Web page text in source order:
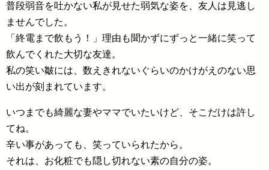
普段弱音を吐かない私が見せた弱気な姿を、友人は見逃し
ませんでした。
「終電まで飲もう！」理由も聞かずにずっと一緒に笑って
飲んでくれた大切な友達。
私の笑い皺には、数えきれないぐらいのかけがえのない思
い出が刻まれています。
いつまでも綺麗な妻やママでいたいけど、そこだけは許し
てね。
辛い事があっても、笑っていられたから。
それは、お化粧でも隠し切れない素の自分の姿。